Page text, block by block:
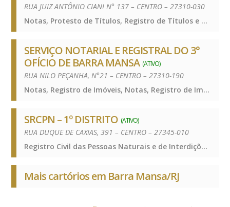
RUA JUIZ ANTÔNIO CIANI N° 137 – CENTRO – 27310-030
Notas, Protesto de Títulos, Registro de Títulos e Documentos e Civis das Pessoas Jurídicas, Notas, Protesto de Títulos, Registro de Títulos e Documentos e Civis das Pessoas Jurídicas, Notas, Protesto de Títulos, Registro de Títulos e Documentos e Civis das Pessoas Jurídicas
SERVIÇO NOTARIAL E REGISTRAL DO 3°
OFÍCIO DE BARRA MANSA (ATIVO)
RUA NILO PEÇANHA, N°21 – CENTRO – 27310-190
Notas, Registro de Imóveis, Notas, Registro de Imóveis, Notas, Registro de Imóveis
SRCPN – 1º DISTRITO (ATIVO)
RUA DUQUE DE CAXIAS, 391 – CENTRO – 27345-010
Registro Civil das Pessoas Naturais e de Interdições e Tutelas, Registro Civil das Pessoas Naturais e de Interdições e Tutelas, Registro Civil das Pessoas Naturais e de Interdições e Tutelas
Mais cartórios em Barra Mansa/RJ